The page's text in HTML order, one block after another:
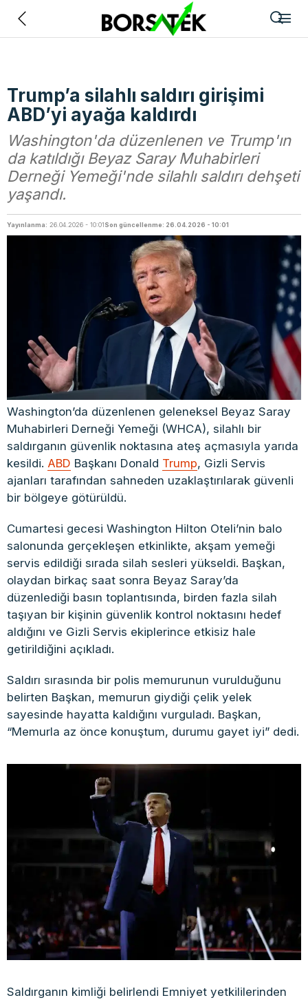
Trump’a silahlı saldırı girişimi
ABD’yi ayağa kaldırdı
Washington'da düzenlenen ve Trump'ın
da katıldığı Beyaz Saray Muhabirleri
Derneği Yemeği'nde silahlı saldırı dehşeti
yaşandı.
Yayınlanma: 26.04.2026 - 10:01Son güncellenme: 26.04.2026 - 10:01
Washington’da düzenlenen geleneksel Beyaz Saray
Muhabirleri Derneği Yemeği (WHCA), silahlı bir
saldırganın güvenlik noktasına ateş açmasıyla yarıda
kesildi. ABD Başkanı Donald Trump, Gizli Servis
ajanları tarafından sahneden uzaklaştırılarak güvenli
bir bölgeye götürüldü.
Cumartesi gecesi Washington Hilton Oteli’nin balo
salonunda gerçekleşen etkinlikte, akşam yemeği
servis edildiği sırada silah sesleri yükseldi. Başkan,
olaydan birkaç saat sonra Beyaz Saray’da
düzenlediği basın toplantısında, birden fazla silah
taşıyan bir kişinin güvenlik kontrol noktasını hedef
aldığını ve Gizli Servis ekiplerince etkisiz hale
getirildiğini açıkladı.
Saldırı sırasında bir polis memurunun vurulduğunu
belirten Başkan, memurun giydiği çelik yelek
sayesinde hayatta kaldığını vurguladı. Başkan,
“Memurla az önce konuştum, durumu gayet iyi” dedi.
Saldırganın kimliği belirlendi Emniyet yetkililerinden